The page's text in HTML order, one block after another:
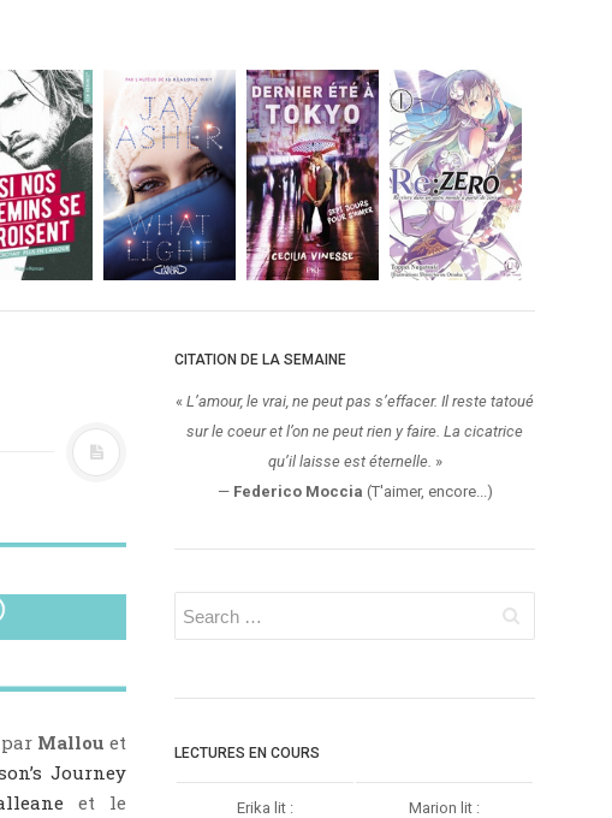
Mallou et
Journey
et le
CITATION DE LA SEMAINE
« L’amour, le vrai, ne peut pas s’effacer. Il reste tatoué
sur le coeur et l’on ne peut rien y faire. La cicatrice
qu’il laisse est éternelle. »
— Federico Moccia (T'aimer, encore...)
LECTURES EN COURS
Erika lit : Marion lit :